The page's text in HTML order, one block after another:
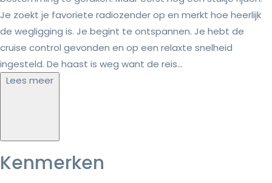
Je zoekt je favoriete radiozender op en merkt hoe heerlijk
de wegligging is. Je begint te ontspannen. Je hebt de
cruise control gevonden en op een relaxte snelheid
ingesteld. De haast is weg want de reis...
Lees meer
Kenmerken